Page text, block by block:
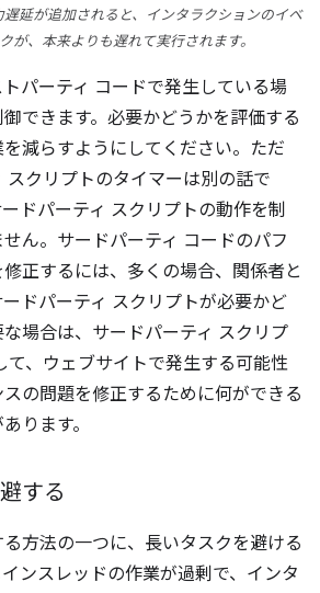
延が追加されると、インタラクションのイベ
が、本来よりも遅れて実行されます。
パーティ コードで発生している場
できます。必要かどうかを評価する
減らすようにしてください。ただ
スクリプトのタイマーは別の話で
ドパーティ スクリプトの動作を制
ん。サードパーティ コードのパフ
正するには、多くの場合、関係者と
ドパーティ スクリプトが必要かど
場合は、サードパーティ スクリプ
て、ウェブサイトで発生する可能性
の問題を修正するために何ができる
ります。
する
方法の一つに、長いタスクを避ける
ンスレッドの作業が過剰で、インタ